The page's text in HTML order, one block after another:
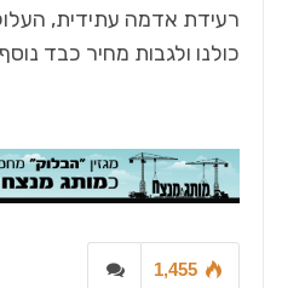
רעידת אדמה עתידית,
כולנו ולגבות מחיר כבד
1,455